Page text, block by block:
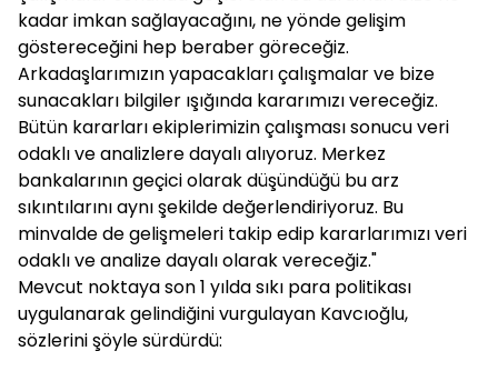
kadar imkan sağlayacağını, ne yönde gelişim
göstereceğini hep beraber göreceğiz.
Arkadaşlarımızın yapacakları çalışmalar ve bize
sunacakları bilgiler ışığında kararımızı vereceğiz.
Bütün kararları ekiplerimizin çalışması sonucu veri
odaklı ve analizlere dayalı alıyoruz. Merkez
bankalarının geçici olarak düşündüğü bu arz
sıkıntılarını aynı şekilde değerlendiriyoruz. Bu
minvalde de gelişmeleri takip edip kararlarımızı veri
odaklı ve analize dayalı olarak vereceğiz."
Mevcut noktaya son 1 yılda sıkı para politikası
uygulanarak gelindiğini vurgulayan Kavcıoğlu,
sözlerini şöyle sürdürdü: